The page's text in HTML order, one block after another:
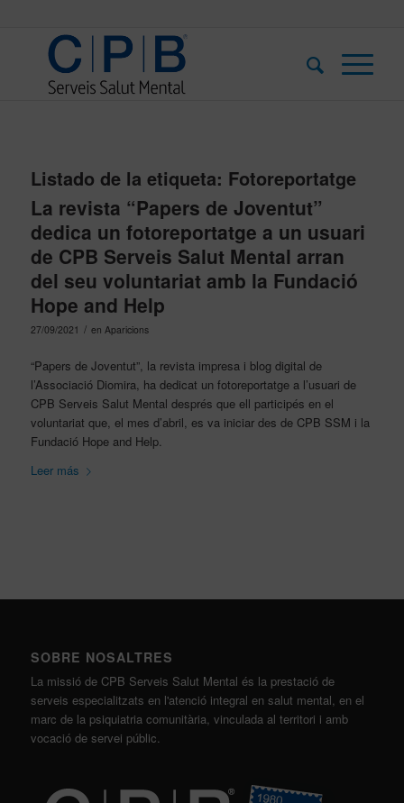
Listado de la etiqueta: Fotoreportatge
La revista “Papers de Joventut”
dedica un fotoreportatge a un usuari
de CPB Serveis Salut Mental arran
del seu voluntariat amb la Fundació
Hope and Help
27/09/2021 / en Aparicions
“Papers de Joventut”, la revista impresa i blog digital de
l’Associació Diomira, ha dedicat un fotoreportatge a l’usuari de
CPB Serveis Salut Mental després que ell participés en el
voluntariat que, el mes d’abril, es va iniciar des de CPB SSM i la
Fundació Hope and Help.
Leer más
SOBRE NOSALTRES
La missió de CPB Serveis Salut Mental és la prestació de
serveis especialitzats en l'atenció integral en salut mental, en el
marc de la psiquiatria comunitària, vinculada al territori i amb
vocació de servei públic.